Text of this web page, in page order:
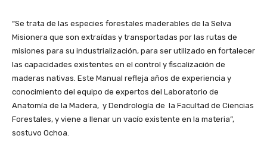
“Se trata de las especies forestales maderables de la Selva
Misionera que son extraídas y transportadas por las rutas de
misiones para su industrialización, para ser utilizado en fortalecer
las capacidades existentes en el control y fiscalización de
maderas nativas. Este Manual refleja años de experiencia y
conocimiento del equipo de expertos del Laboratorio de
Anatomía de la Madera, y Dendrología de la Facultad de Ciencias
Forestales, y viene a llenar un vacío existente en la materia”,
sostuvo Ochoa.